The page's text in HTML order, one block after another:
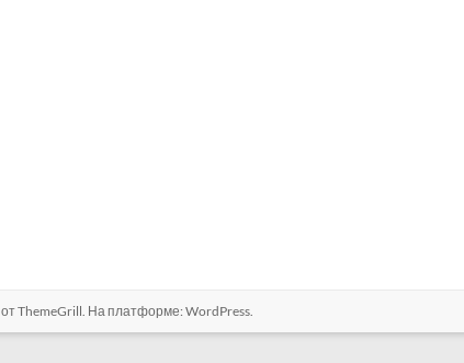
от ThemeGrill. На платформе: WordPress.